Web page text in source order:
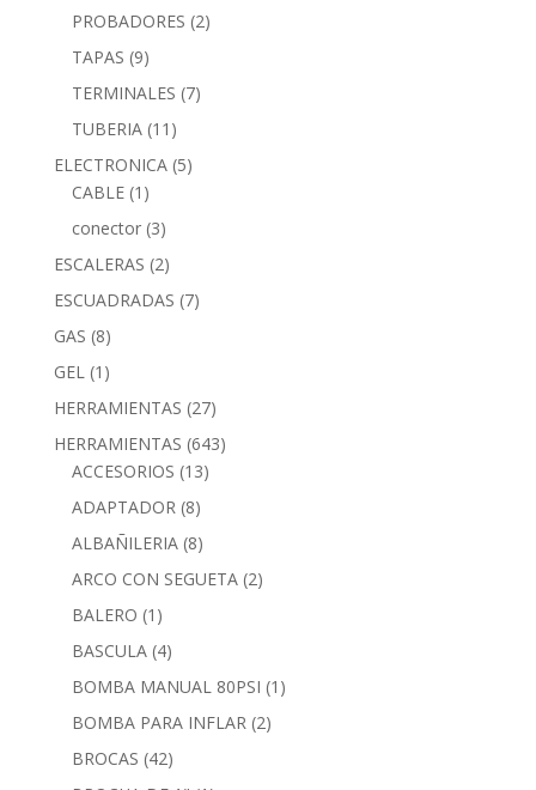
PROBADORES (2)
TAPAS (9)
TERMINALES (7)
TUBERIA (11)
ELECTRONICA (5)
CABLE (1)
conector (3)
ESCALERAS (2)
ESCUADRADAS (7)
GAS (8)
GEL (1)
HERRAMIENTAS (27)
HERRAMIENTAS (643)
ACCESORIOS (13)
ADAPTADOR (8)
ALBAÑILERIA (8)
ARCO CON SEGUETA (2)
BALERO (1)
BASCULA (4)
BOMBA MANUAL 80PSI (1)
BOMBA PARA INFLAR (2)
BROCAS (42)